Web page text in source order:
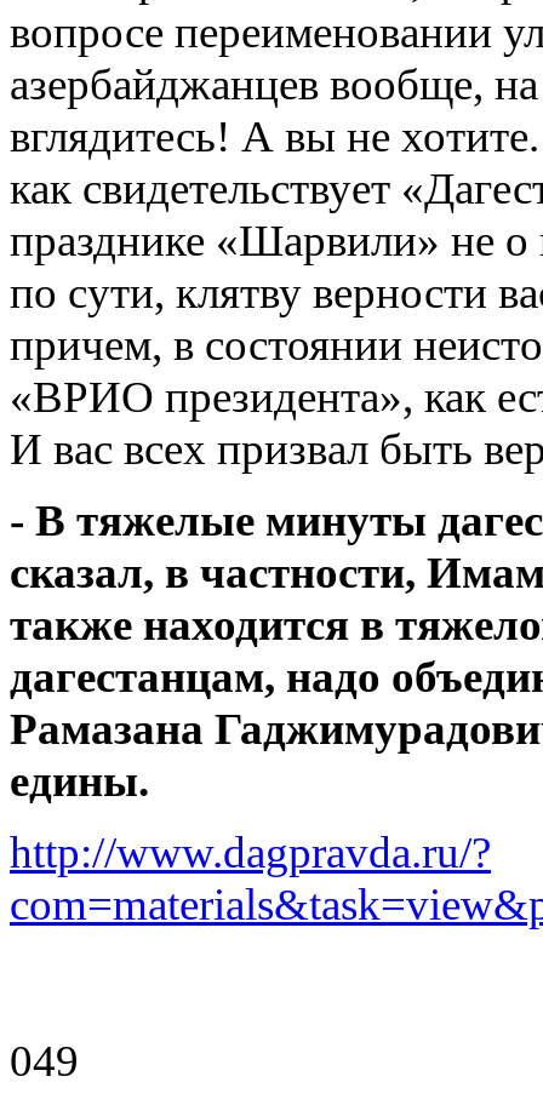
вопросе переименовании
азербайджанцев вообще,
вглядитесь! А вы не
как свидетельствует
празднике «Шарвили» не о
по сути, клятву верности
причем, в состоянии
«ВРИО президента», как
И вас всех призвал быть
- В тяжелые минуты
сказал, в частности,
также находится в
дагестанцам, надо
Рамазана
едины.
http://www.dagpravda.ru/?
049